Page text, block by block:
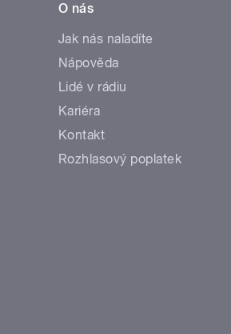
O nás
Jak nás naladíte
Nápověda
Lidé v rádiu
Kariéra
Kontakt
Rozhlasový poplatek